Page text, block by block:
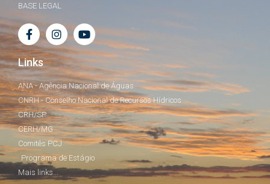
BASE LEGAL
Links
ANA - Agência Nacional de Águas
CNRH - Conselho Nacional de Recursos Hídricos
CRH/SP
CERH/MG
Comitês PCJ
Programa de Estágio
Mais links...